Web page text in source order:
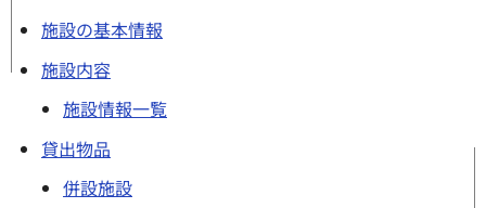
施設の基本情報
施設内容
施設情報一覧
貸出物品
併設施設